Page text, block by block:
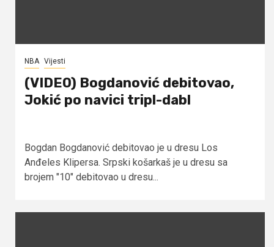
NBA Vijesti
(VIDEO) Bogdanović debitovao,
Jokić po navici tripl-dabl
Bogdan Bogdanović debitovao je u dresu Los
Anđeles Klipersa. Srpski košarkaš je u dresu sa
brojem "10" debitovao u dresu...